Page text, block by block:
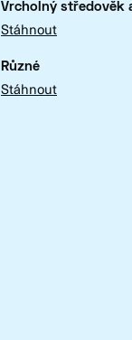
Vrcholný středověk
Stáhnout
Různé
Stáhnout